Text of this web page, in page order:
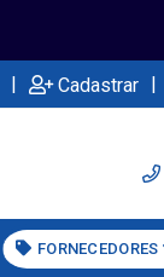
| Cadastrar |
FORNECEDORES